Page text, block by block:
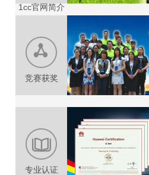
1cc官网简介
竞赛获奖
专业认证